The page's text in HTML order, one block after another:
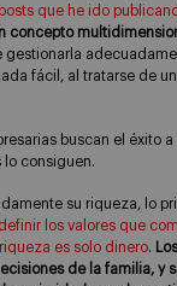
posts que he ido
concepto
gestionarla
fácil, al tratarse de
buscan el éxito a
lo consiguen.
su riqueza, lo
definir los valores que
es solo dinero.
de la familia, y